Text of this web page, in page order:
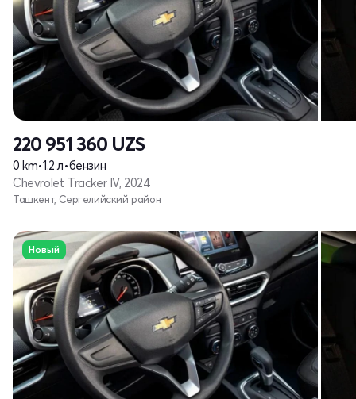
220 951 360 UZS
0 km•1.2 л•бензин
Chevrolet Tracker IV, 2024
Ташкент, Сергелийский район
Новый